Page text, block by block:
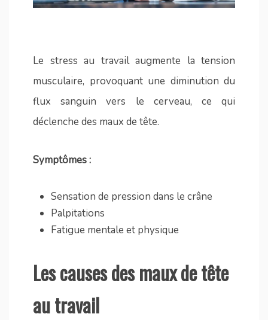
Le stress au travail augmente la tension
musculaire, provoquant une diminution du
flux sanguin vers le cerveau, ce qui
déclenche des maux de tête.
Symptômes :
Sensation de pression dans le crâne
Palpitations
Fatigue mentale et physique
Les causes des maux de tête
au travail